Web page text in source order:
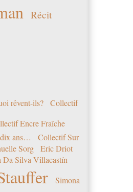
Récit
rêvent-ils?
Collectif
Encre Fraîche
dix ans…
Collectif Sur
Sorg
Eric Driot
Da Silva Villacastín
Simona